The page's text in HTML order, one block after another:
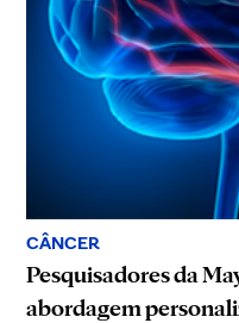
CÂNCER
Pesquisadores da
abordagem